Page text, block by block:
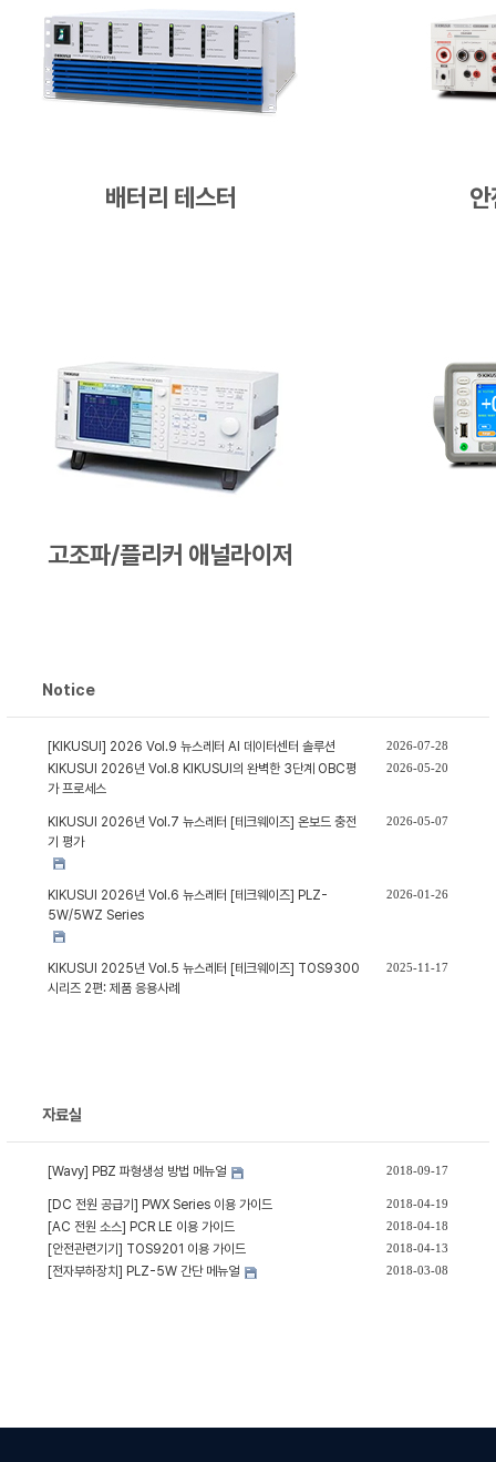
배터리 테스터
고조파/플리커 애널라이저
Notice
[KIKUSUI] 2026 Vol.9 뉴스레터 AI 데이터센터 솔루션 2026-07-28
KIKUSUI 2026년 Vol.8 KIKUSUI의 완벽한 3단계 OBC평
가 프로세스
2026-05-20
KIKUSUI 2026년 Vol.7 뉴스레터 [테크웨이즈] 온보드 충전
기 평가
2026-05-07
KIKUSUI 2026년 Vol.6 뉴스레터 [테크웨이즈] PLZ-
5W/5WZ Series
2026-01-26
KIKUSUI 2025년 Vol.5 뉴스레터 [테크웨이즈] TOS9300
시리즈 2편: 제품 응용사례
2025-11-17
자료실
[Wavy] PBZ 파형생성 방법 메뉴얼 2018-09-17
[DC 전원 공급기] PWX Series 이용 가이드 2018-04-19
[AC 전원 소스] PCR LE 이용 가이드 2018-04-18
[안전관련기기] TOS9201 이용 가이드 2018-04-13
[전자부하장치] PLZ-5W 간단 메뉴얼 2018-03-08